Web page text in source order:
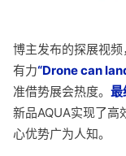
博主发布的探展视
有力“Drone can
准借势展会热度。 最
新品AQUA实现了高
心优势广为人知。